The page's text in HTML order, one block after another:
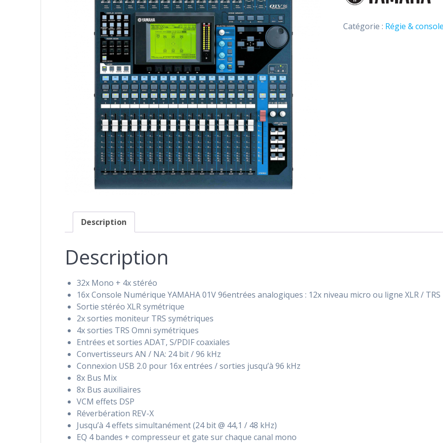
Catégorie : Régie &
Description
Description
32x Mono + 4x stéréo
16x Console Numérique YAMAHA 01V 96entrées analogiques : 12x niveau micro ou ligne XLR / TRS
Sortie stéréo XLR symétrique
2x sorties moniteur TRS symétriques
4x sorties TRS Omni symétriques
Entrées et sorties ADAT, S/PDIF coaxiales
Convertisseurs AN / NA: 24 bit / 96 kHz
Connexion USB 2.0 pour 16x entrées / sorties jusqu’à 96 kHz
8x Bus Mix
8x Bus auxiliaires
VCM effets DSP
Réverbération REV-X
Jusqu’à 4 effets simultanément (24 bit @ 44,1 / 48 kHz)
EQ 4 bandes + compresseur et gate sur chaque canal mono